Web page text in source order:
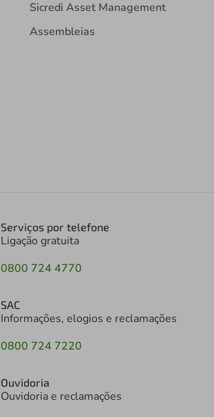
Sicredi Asset Management
Assembleias
Serviços por telefone
Ligação gratuita
0800 724 4770
SAC
Informações, elogios e reclamações
0800 724 7220
Ouvidoria
Ouvidoria e reclamações